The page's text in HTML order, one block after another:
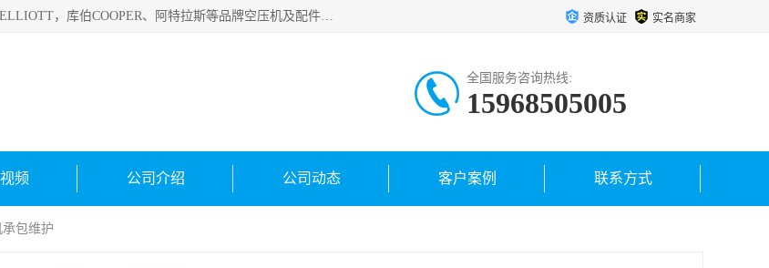
绍兴金戈贸易有限公司主要经营品牌：美国寿力、英格索兰、复盛FS-ELLIOTT，库伯COOPER、阿特拉斯等品牌空压机及配件销售；承接全厂空气压缩机管理、维护保养；节能改造；气体干燥机销售、维护、维修、保养。销售各种品牌空压机空气滤芯、油滤芯、油气分离器；精密过滤器滤芯；除油雾滤芯；抽真空滤芯，消音器，疏水器。劳务承接：全厂空压机维修保养工程，安装工程；移机或汰换工程；节能改造工程等。 资质认证 实名商家
全国服务咨询热线:
15968505005
频 公司介绍 公司动态 客户案例 联系方式
包维护